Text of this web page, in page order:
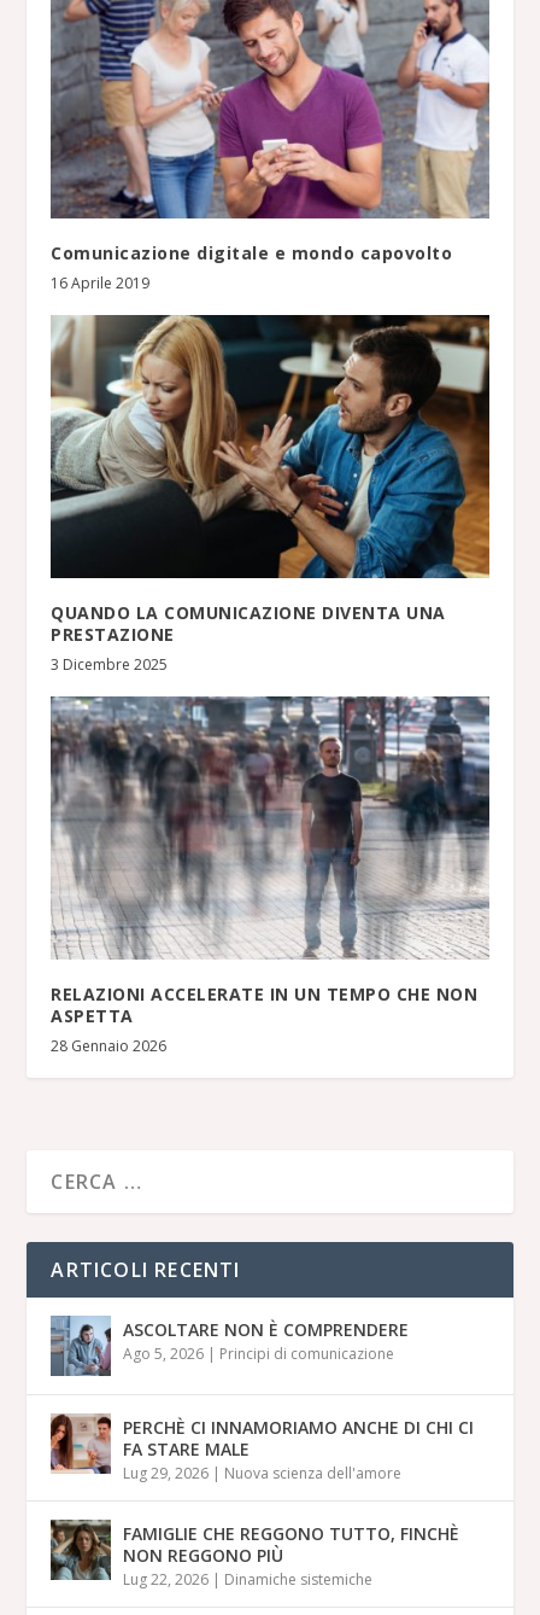
Comunicazione digitale e mondo capovolto
16 Aprile 2019
QUANDO LA COMUNICAZIONE DIVENTA UNA
PRESTAZIONE
3 Dicembre 2025
RELAZIONI ACCELERATE IN UN TEMPO CHE NON
ASPETTA
28 Gennaio 2026
ARTICOLI RECENTI
ASCOLTARE NON È COMPRENDERE
Ago 5, 2026 | Principi di comunicazione
PERCHÈ CI INNAMORIAMO ANCHE DI CHI CI
FA STARE MALE
Lug 29, 2026 | Nuova scienza dell'amore
FAMIGLIE CHE REGGONO TUTTO, FINCHÈ
NON REGGONO PIÙ
Lug 22, 2026 | Dinamiche sistemiche